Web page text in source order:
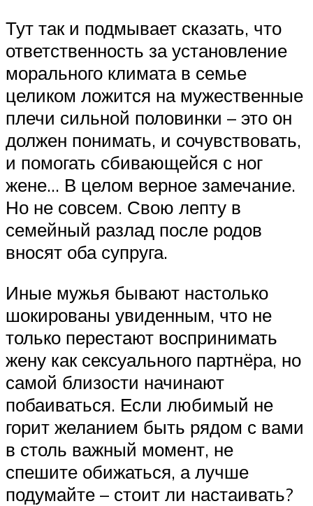
Тут так и подмывает сказать, что
ответственность за установление
морального климата в семье
целиком ложится на мужественные
плечи сильной половинки – это он
должен понимать, и сочувствовать,
и помогать сбивающейся с ног
жене… В целом верное замечание.
Но не совсем. Свою лепту в
семейный разлад после родов
вносят оба супруга.
Иные мужья бывают настолько
шокированы увиденным, что не
только перестают воспринимать
жену как сексуального партнёра, но
самой близости начинают
побаиваться. Если любимый не
горит желанием быть рядом с вами
в столь важный момент, не
спешите обижаться, а лучше
подумайте – стоит ли настаивать?